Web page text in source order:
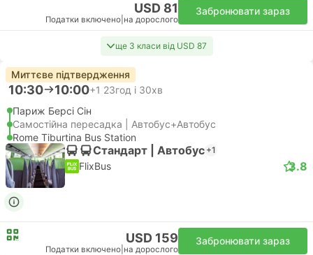
USD 81
Податки включено на дорослого
Забронювати зараз
ще 3 класи від USD 87
Миттєве підтвердження
10:30 10:00+1 23год і 30хв
Париж Берсі Сін
Самостійна пересадка | Автобус+Автобус
Rome Tiburtina Bus Station
Стандарт | Автобус +1
FlixBus 3.8
USD 159
Податки включено на дорослого
Забронювати зараз